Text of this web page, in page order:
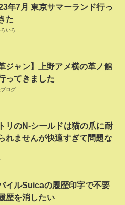
年7月 東京サマーランド行っ
た
ろいろ
革ジャン】上野アメ横の革ノ館
ってきました
ログ
リのN-シールドは猫の爪に耐
れませんが快適すぎて問題な
イルSuicaの履歴印字で不要
歴を消したい